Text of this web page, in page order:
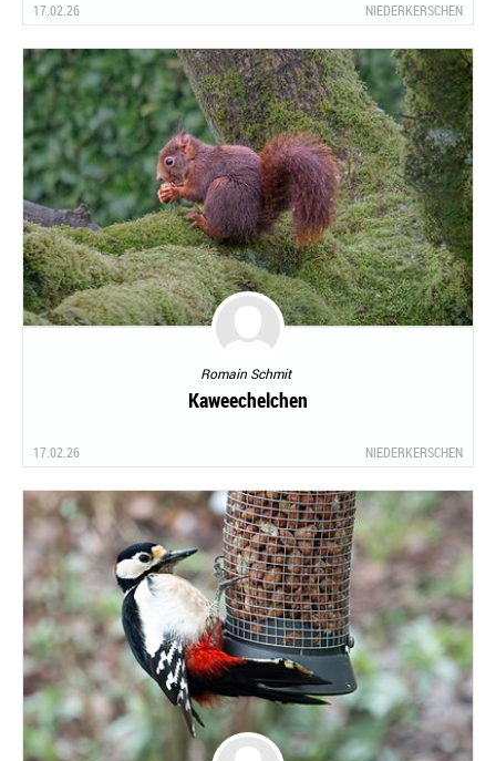
17.02.26 NIEDERKERSCHEN
Romain Schmit
Kaweechelchen
17.02.26 NIEDERKERSCHEN